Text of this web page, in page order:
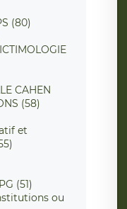
(80)
CAHEN
(58)
et
(51)
ou